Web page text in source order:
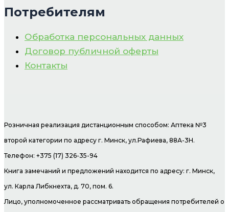
Потребителям
Обработка персональных данных
Договор публичной оферты
Контакты
Розничная реализация дистанционным способом: Аптека №3
второй категории по адресу г. Минск, ул.Рафиева, 88А-3Н.
Телефон: +375 (17) 326-35-94
Книга замечаний и предложений находится по адресу: г. Минск,
ул. Карла Либкнехта, д. 70, пом. 6.
Лицо, уполномоченное рассматривать обращения потребителей о